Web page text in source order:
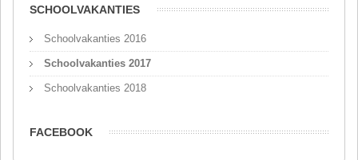
SCHOOLVAKANTIES
Schoolvakanties 2016
Schoolvakanties 2017
Schoolvakanties 2018
FACEBOOK